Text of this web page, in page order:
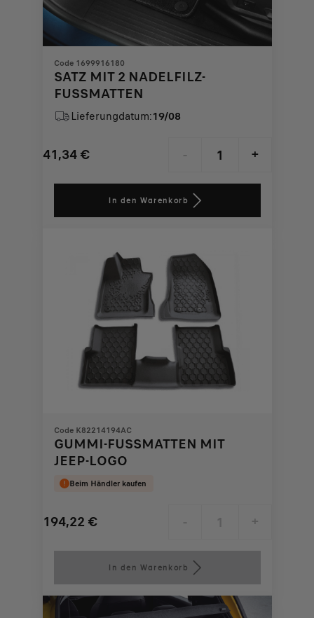
Code 1699916180
SATZ MIT 2 NADELFILZ-
FUSSMATTEN
Lieferungdatum:19/08
41,34 €
Price
41,34
- +
Quantity
to:
In den Warenkorb
Code K82214194AC
GUMMI-FUSSMATTEN MIT J
EEP-LOGO
Beim Händler kaufen
194,22 €
Price
194,22
€
- +
Quantity
to:
1
In den Warenkorb